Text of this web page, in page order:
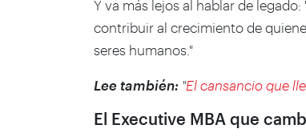
Y va más lejos al hablar de
contribuir al crecimiento de
seres humanos."
Lee también: "El cansancio que
El Executive MBA que